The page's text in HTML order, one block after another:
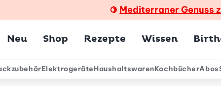
🍋 Mediterraner Genuss
Neu Shop Rezepte Wissen
ElektrogeräteHaushaltswarenKochbücherAbos